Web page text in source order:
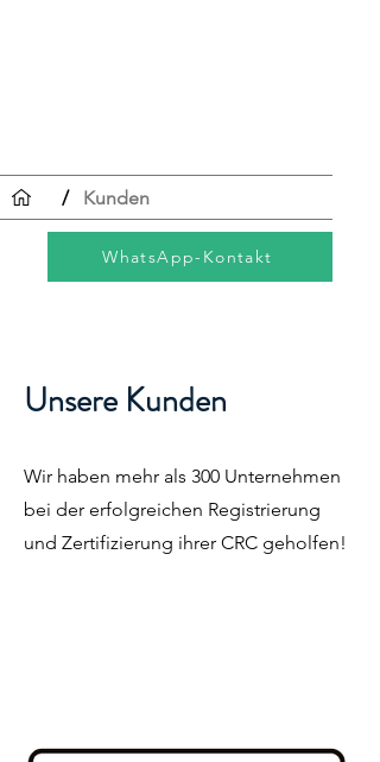
WhatsApp-Kontakt
/ Kunden
Unsere Kunden
Wir haben mehr als 300 Unternehmen
bei der erfolgreichen Registrierung
und Zertifizierung ihrer CRC geholfen!